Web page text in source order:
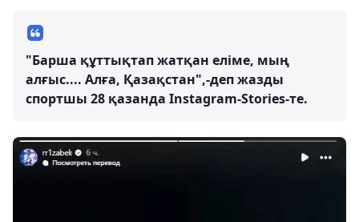
"Барша құттықтап жатқан еліме, мың
алғыс.... Алға, Қазақстан",-деп жазды
спортшы 28 қазанда Instagram-Stories-те.